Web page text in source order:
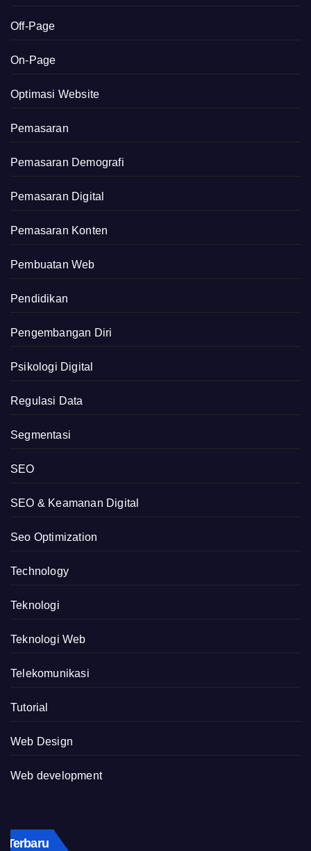
Off-Page
On-Page
Optimasi Website
Pemasaran
Pemasaran Demografi
Pemasaran Digital
Pemasaran Konten
Pembuatan Web
Pendidikan
Pengembangan Diri
Psikologi Digital
Regulasi Data
Segmentasi
SEO
SEO & Keamanan Digital
Seo Optimization
Technology
Teknologi
Teknologi Web
Telekomunikasi
Tutorial
Web Design
Web development
Terbaru